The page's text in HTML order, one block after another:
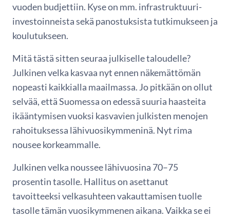
vuoden budjettiin. Kyse on mm. infrastruktuuri-
investoinneista sekä panostuksista tutkimukseen ja
koulutukseen.
Mitä tästä sitten seuraa julkiselle taloudelle?
Julkinen velka kasvaa nyt ennen näkemättömän
nopeasti kaikkialla maailmassa. Jo pitkään on ollut
selvää, että Suomessa on edessä suuria haasteita
ikääntymisen vuoksi kasvavien julkisten menojen
rahoituksessa lähivuosikymmeninä. Nyt rima
nousee korkeammalle.
Julkinen velka noussee lähivuosina 70–75
prosentin tasolle. Hallitus on asettanut
tavoitteeksi velkasuhteen vakauttamisen tuolle
tasolle tämän vuosikymmenen aikana. Vaikka se ei